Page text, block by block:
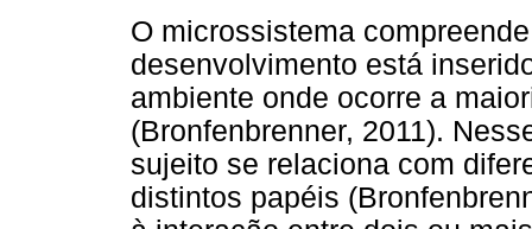
O microssistema
desenvolvimento está
ambiente onde ocorre a
(Bronfenbrenner, 2011).
sujeito se relaciona com
distintos papéis